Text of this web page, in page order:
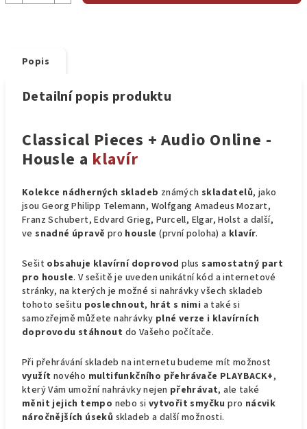
Popis
Detailní popis produktu
Classical Pieces + Audio Online -
Housle a klavír
Kolekce nádherných skladeb známýchskladatelů, jako
jsou Georg Philipp Telemann, Wolfgang Amadeus Mozart,
Franz Schubert, Edvard Grieg, Purcell, Elgar, Holst a další,
vesnadné úpravě pro housle (první poloha) a klavír.
Sešit obsahuje klavírní doprovod plussamostatný part
pro housle. V sešitě je uveden unikátní kód a internetové
stránky, na kterých je možné si nahrávky všech skladeb
tohoto sešitu poslechnout, hrát s nimi a také si
samozřejmě můžete nahrávky plné verze i klavírních
doprovodu stáhnout do Vašeho počítače.
Při přehrávání skladeb na internetu budeme mít možnost
využít nového multifunkčního přehrávače PLAYBACK+,
který Vám umožní nahrávky nejen přehrávat, ale také
měnit jejich tempo nebo si vytvořit smyčku pro nácvik
náročnějších úseků skladeb a další možnosti.